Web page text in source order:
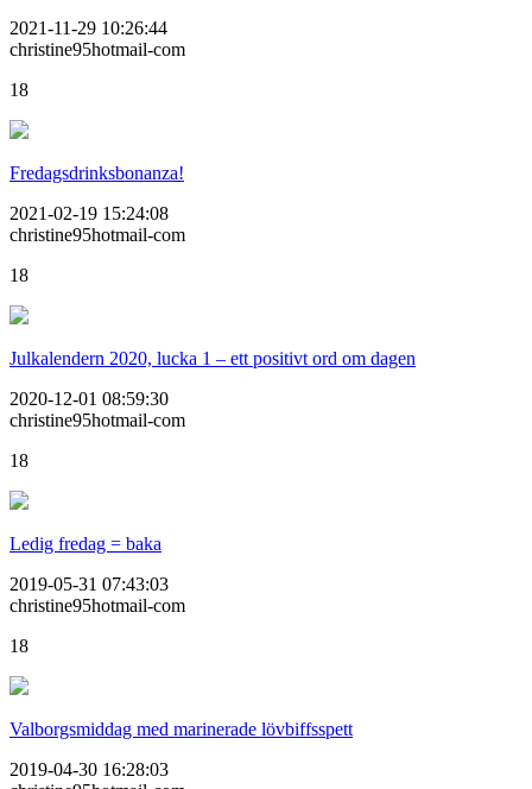
2021-11-29 10:26:44
christine95hotmail-com
18
Fredagsdrinksbonanza!
2021-02-19 15:24:08
christine95hotmail-com
18
Julkalendern 2020, lucka 1 – ett positivt ord om dagen
2020-12-01 08:59:30
christine95hotmail-com
18
Ledig fredag = baka
2019-05-31 07:43:03
christine95hotmail-com
18
Valborgsmiddag med marinerade lövbiffsspett
2019-04-30 16:28:03